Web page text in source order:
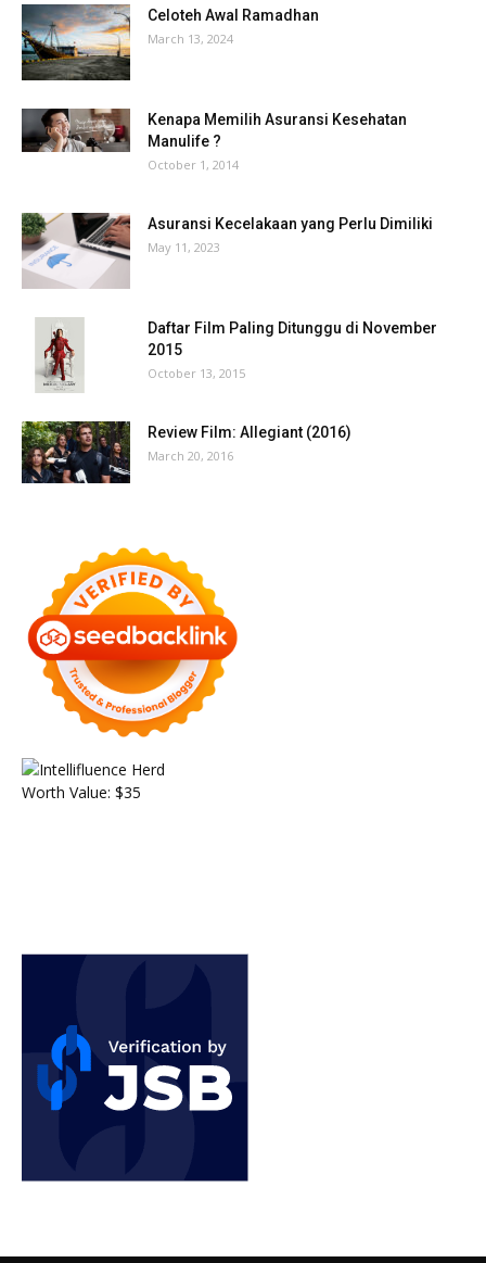
Celoteh Awal Ramadhan
March 13, 2024
Kenapa Memilih Asuransi Kesehatan
Manulife ?
October 1, 2014
Asuransi Kecelakaan yang Perlu Dimiliki
May 11, 2023
Daftar Film Paling Ditunggu di November
2015
October 13, 2015
Review Film: Allegiant (2016)
March 20, 2016